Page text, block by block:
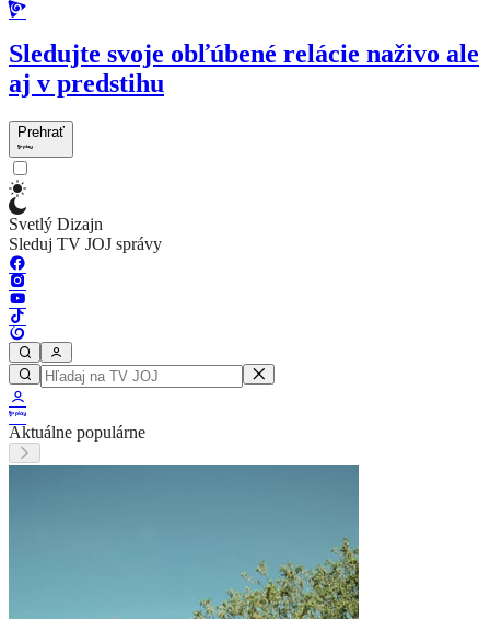
Sledujte svoje obľúbené relácie naživo ale
aj v predstihu
Prehrať
Svetlý Dizajn
Sleduj TV JOJ správy
Aktuálne populárne